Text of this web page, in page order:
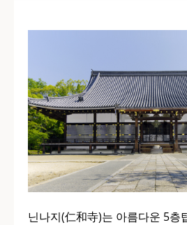
닌나지(仁和寺)는 아름다운 5층